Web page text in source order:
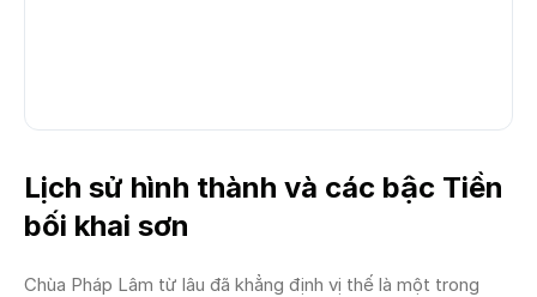
Lịch sử hình thành và các bậc Tiền
bối khai sơn
Chùa Pháp Lâm từ lâu đã khẳng định vị thế là một trong